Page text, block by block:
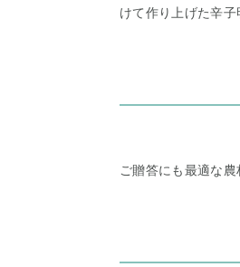
けて作り上げた辛子
ご贈答にも最適な農